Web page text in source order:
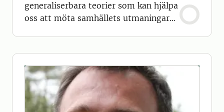
generaliserbara teorier som kan hjälpa
oss att möta samhällets utmaningar